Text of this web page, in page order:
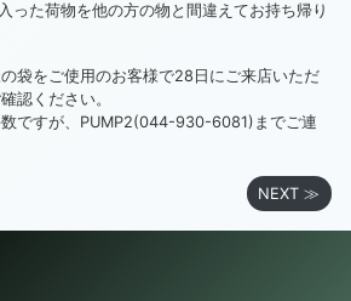
った荷物を他の方の物と間違えてお持ち帰り
袋をご使用のお客様で28日にご来店いただ
認ください。
ですが、PUMP2(044-930-6081)までご連
NEXT ≫